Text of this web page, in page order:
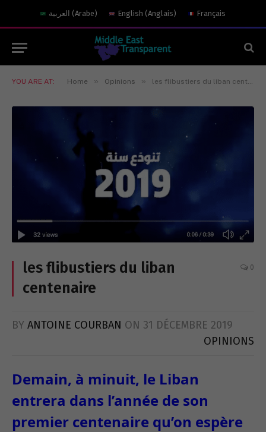
العربية (Arabe) English (Anglais) Français
YOU ARE AT: Home » Opinions » les flibustiers du liban centenaire
les flibustiers du liban
centenaire
0
BY ANTOINE COURBAN ON 31 DÉCEMBRE 2019
OPINIONS
Demain, à minuit, le Liban
entrera dans l’année de son
premier centenaire qu’on espère